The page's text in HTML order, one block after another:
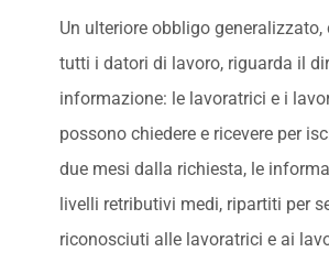
Un ulteriore obbligo generalizzato,
tutti i datori di lavoro, riguarda il
informazione: le lavoratrici e i
possono chiedere e ricevere per
due mesi dalla richiesta, le
livelli retributivi medi, ripartiti per
riconosciuti alle lavoratrici e ai